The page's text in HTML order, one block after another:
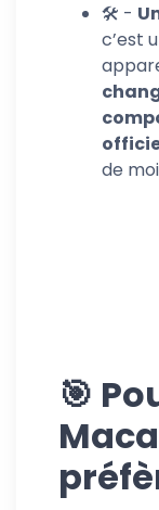
🛠 -
c’est
de
🎯